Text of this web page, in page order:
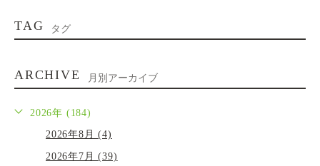
TAG タグ
ARCHIVE 月別アーカイブ
2026年 (184)
2026年8月 (4)
2026年7月 (39)